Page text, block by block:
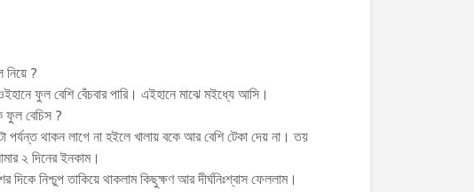
?
ফুল বেশি বেঁচবার পারি। এইহানে মাঝে মইধ্যে আসি।
ফুল বেচিস ?
পর্যন্ত থাকন লাগে না হইলে খালায় বকে আর বেশি টেকা দেয় না। তয়
২ দিনের ইনকাম।
নিশ্চুপ তাকিয়ে থাকলাম কিছুক্ষণ আর দীর্ঘনিঃশ্বাস ফেললাম।